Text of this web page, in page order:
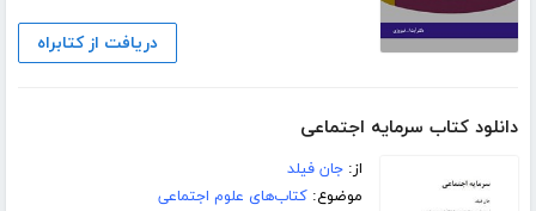
دریافت از کتابراه
دانلود کتاب سرمایه اجتماعی
از:جان فیلد
موضوع:کتاب‌های علوم اجتماعی